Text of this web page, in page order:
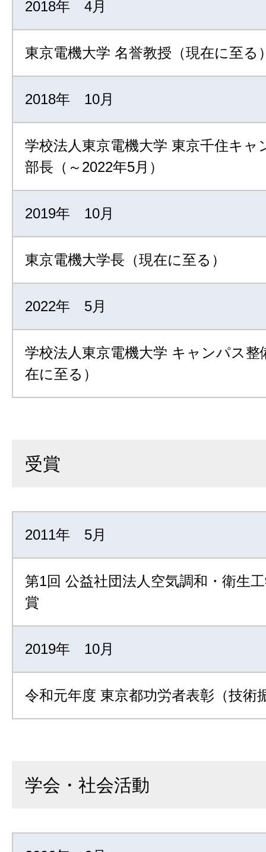
2018年 4月
東京電機大学 名誉教授（現在に至る
2018年 10月
学校法人東京電機大学 東京千住キャ
部長（～2022年5月）
2019年 10月
東京電機大学長（現在に至る）
2022年 5月
学校法人東京電機大学 キャンパス整
在に至る）
受賞
2011年 5月
第1回 公益社団法人空気調和・衛生
賞
2019年 10月
令和元年度 東京都功労者表彰（技術
学会・社会活動